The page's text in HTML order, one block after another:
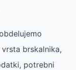
brskalnika,
potrebni